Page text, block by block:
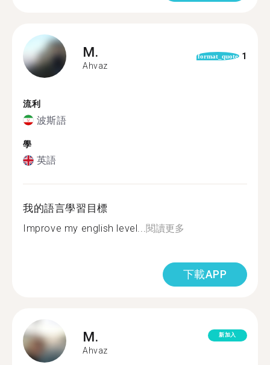
M.
Ahvaz
format_quote 1
流利
波斯語
學
英語
我的語言學習目標
Improve my english level...閱讀更多
下載APP
M.
Ahvaz
新加入